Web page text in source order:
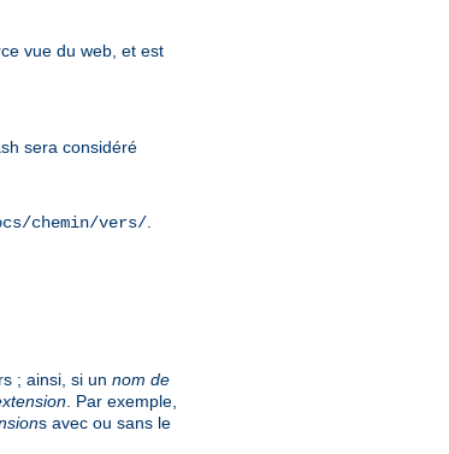
vue du web, et est
sera considéré
chemin/vers/
; ainsi, si un nom de
. Par exemple,
s avec ou sans le